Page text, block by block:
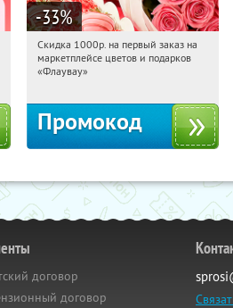
-33%
12:03:00 Получили:
Россия
Скидка 1000р. на первый заказ на
маркетплейсе цветов и подарков
«Флаувау»
Промокод
договор
договор